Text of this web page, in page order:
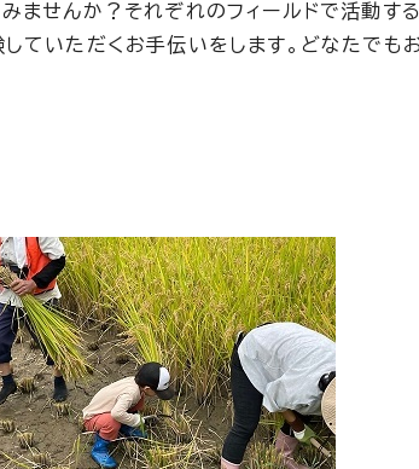
ませんか？それぞれのフィールドで活動する
ていただくお手伝いをします。どなたでも